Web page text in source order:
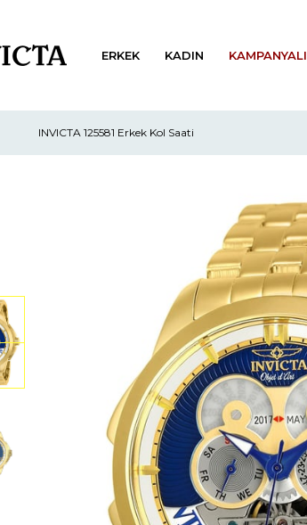
ERKEK KADIN KAMPANYALI
INVICTA 125581 Erkek Kol Saati